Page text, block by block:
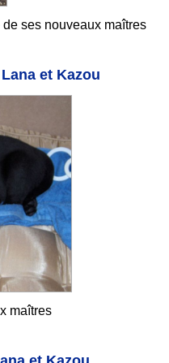
ses nouveaux maîtres
et Kazou
maîtres